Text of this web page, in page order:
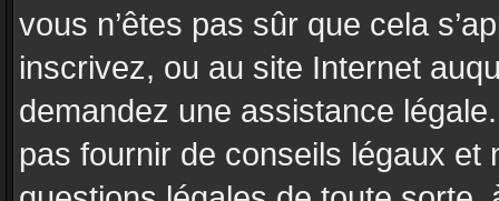
vous n’êtes pas sûr que cela
inscrivez, ou au site Internet
demandez une assistance
pas fournir de conseils légaux